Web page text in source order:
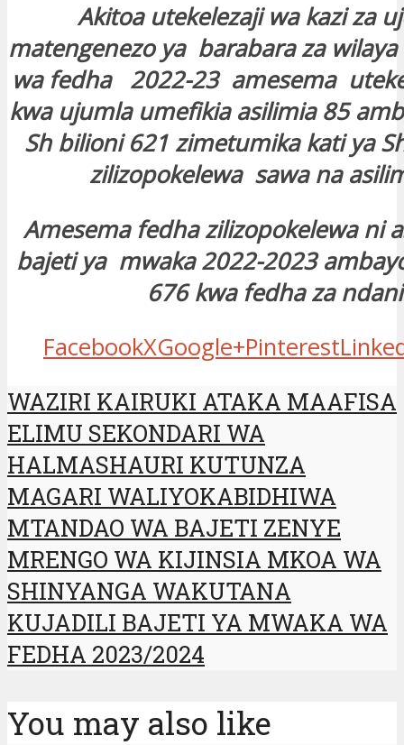
Akitoa utekelezaji wa kazi za
matengenezo ya barabara za
wa fedha 2022-23 amesema
kwa ujumla umefikia asilimia 85
Sh bilioni 621 zimetumika kati ya
zilizopokelewa sawa na
Amesema fedha zilizopokelewa ni
bajeti ya mwaka 2022-2023
676 kwa fedha za
FacebookXGoogle+Pinterest
WAZIRI KAIRUKI ATAKA MAAFISA
ELIMU SEKONDARI WA
HALMASHAURI KUTUNZA
MAGARI WALIYOKABIDHIWA
MTANDAO WA BAJETI ZENYE
MRENGO WA KIJINSIA MKOA WA
SHINYANGA WAKUTANA
KUJADILI BAJETI YA MWAKA WA
FEDHA 2023/2024
You may also like